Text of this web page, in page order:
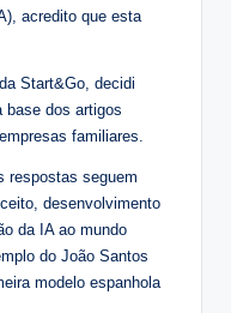
acredito que esta
Start&Go, decidi
base dos artigos
familiares.
respostas seguem
desenvolvimento
da IA ao mundo
do João Santos
modelo espanhola